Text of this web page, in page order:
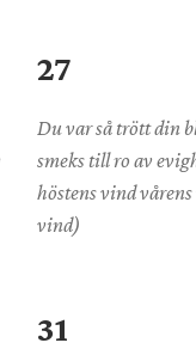
27
Du var så trött din
smeks till ro av
höstens vind
vind)
31